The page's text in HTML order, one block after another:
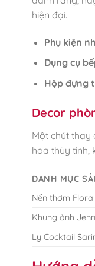
hiện đại.
Phụ kiện
Dụng cụ
Hộp đựng
Decor
Một chút thay
hoa thủy tinh,
DANH MỤC
Nến thơm Flora
Khung ảnh
Ly Cocktail